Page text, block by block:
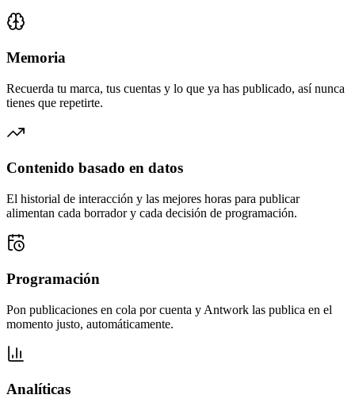
Memoria
Recuerda tu marca, tus cuentas y lo que ya has publicado, así nunca
tienes que repetirte.
Contenido basado en datos
El historial de interacción y las mejores horas para publicar
alimentan cada borrador y cada decisión de programación.
Programación
Pon publicaciones en cola por cuenta y Antwork las publica en el
momento justo, automáticamente.
Analíticas